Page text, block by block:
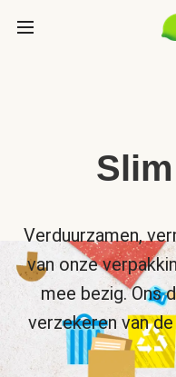
Verduurzamen,
van onze
mee bezig. Ons
verzekeren van